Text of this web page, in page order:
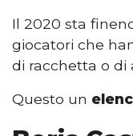
Il 2020 sta
giocatori che
di racchetta o di
Questo un